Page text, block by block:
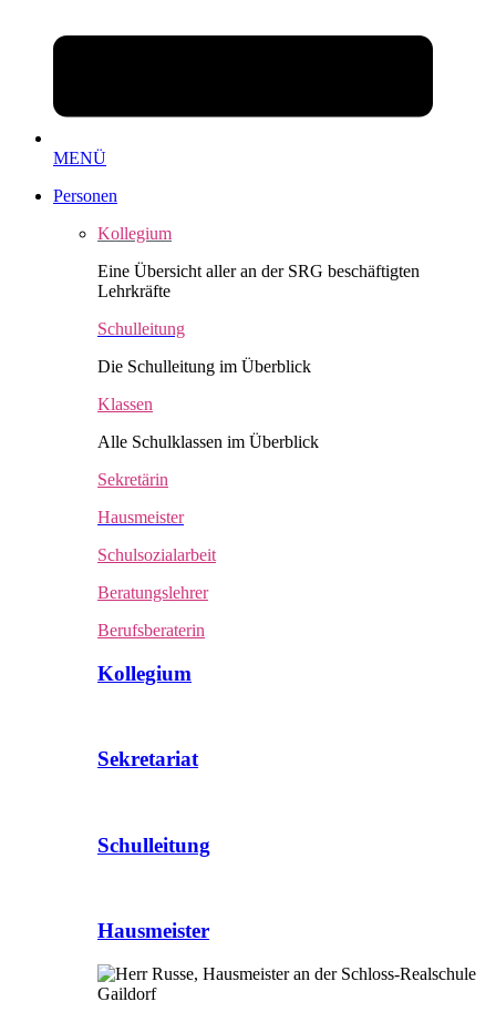
MENÜ
Personen
Kollegium
Eine Übersicht aller an der SRG beschäftigten
Lehrkräfte
Schulleitung
Die Schulleitung im Überblick
Klassen
Alle Schulklassen im Überblick
Sekretärin
Hausmeister
Schulsozialarbeit
Beratungslehrer
Berufsberaterin
Kollegium
Sekretariat
Schulleitung
Hausmeister